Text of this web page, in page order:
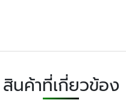
สินค้าที่เกี่ยวข้อง